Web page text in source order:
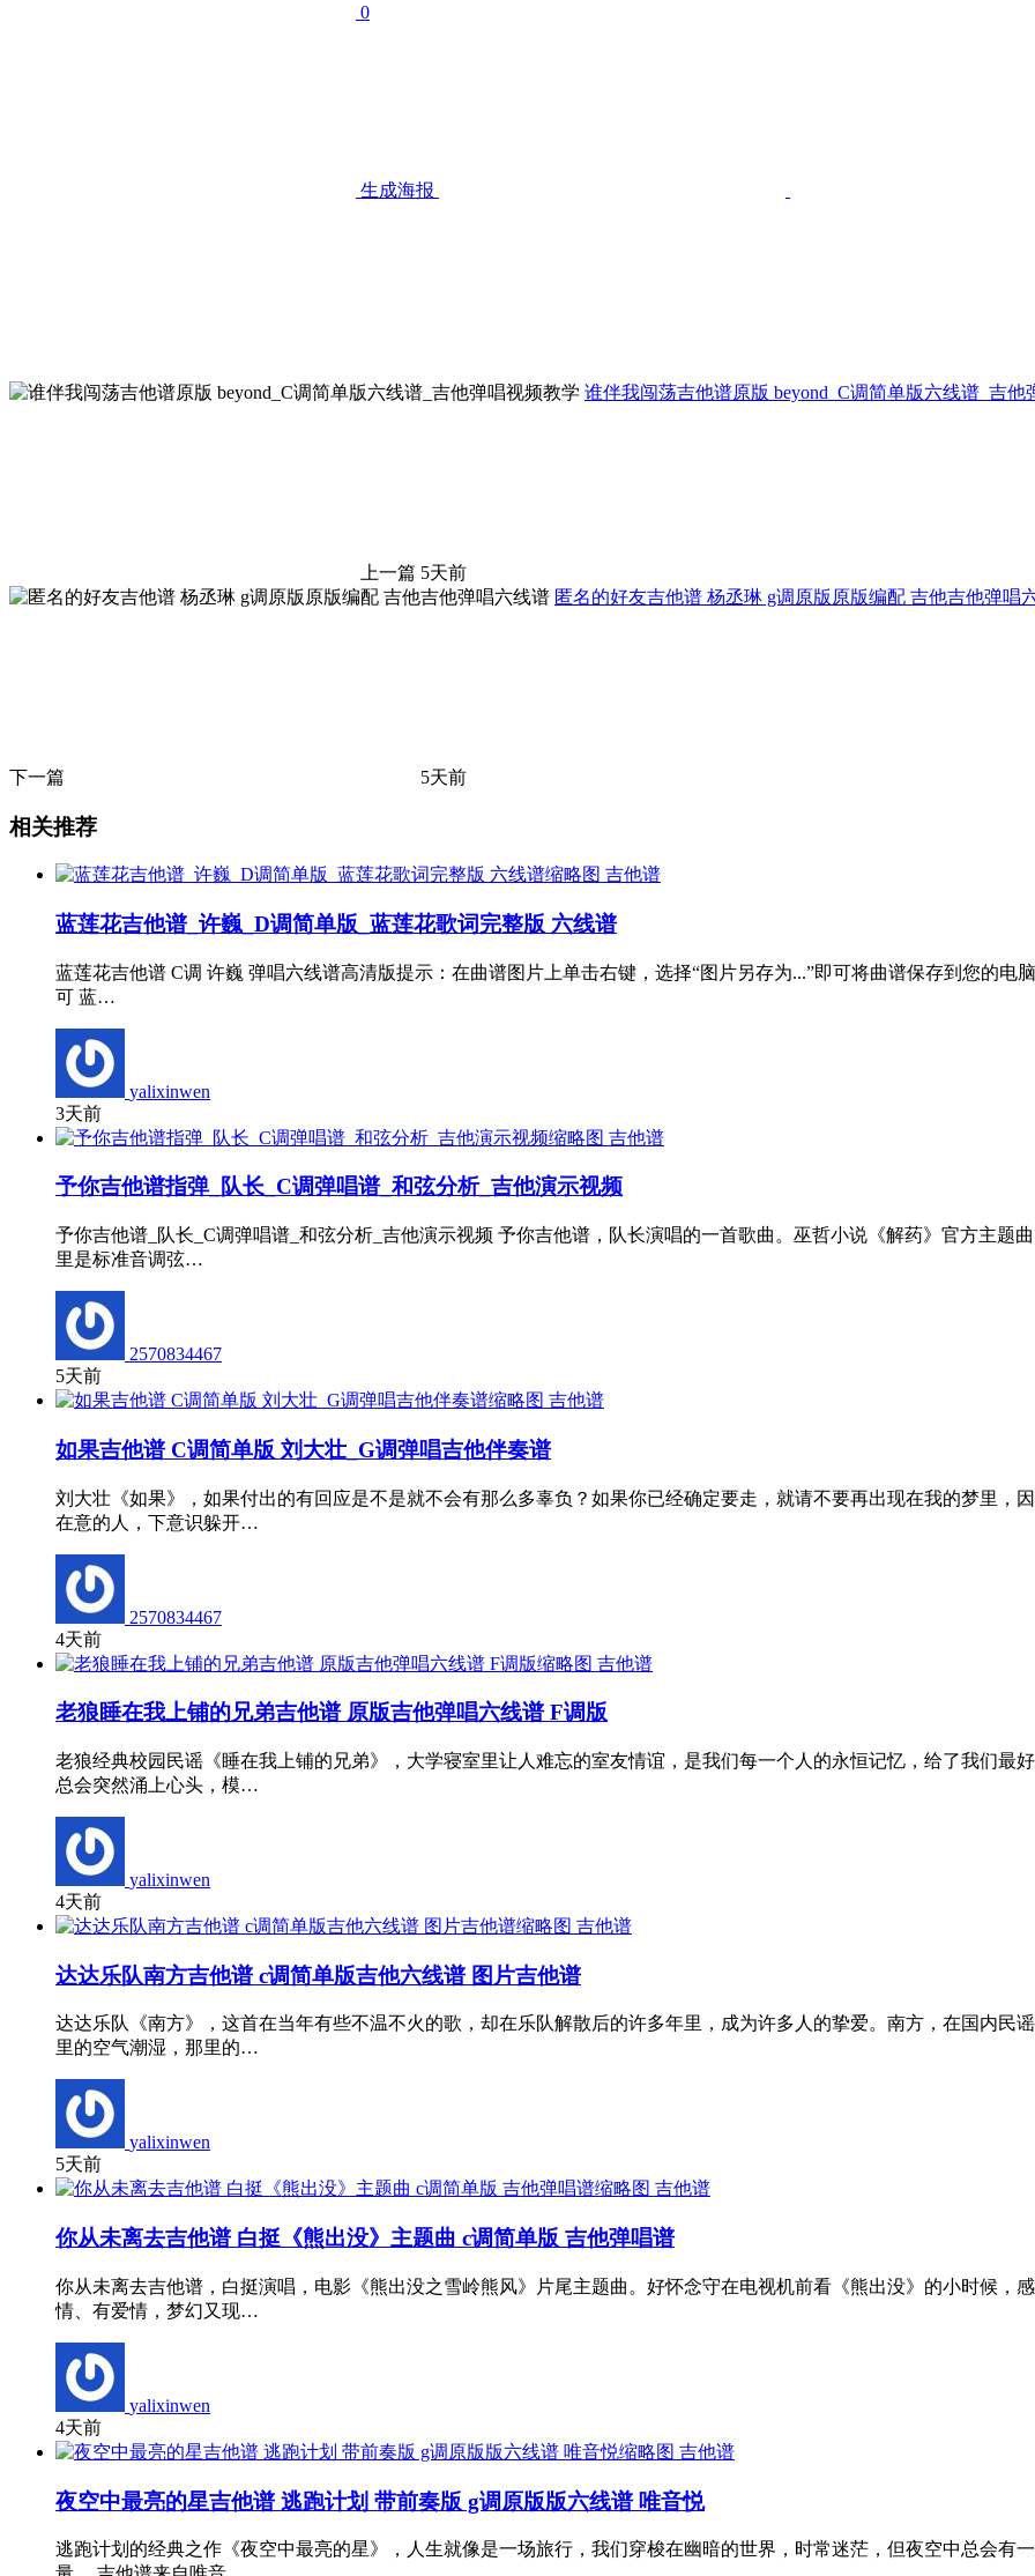
0
生成海报
谁伴我闯荡吉他谱原版 beyond_C调简单版六线谱_吉他
上一篇 5天前
匿名的好友吉他谱 杨丞琳 g调原版原版编配 吉他吉他弹唱
下一篇 5天前
相关推荐
吉他谱
蓝莲花吉他谱_许巍_D调简单版_蓝莲花歌词完整版 六线谱
蓝莲花吉他谱 C调 许巍 弹唱六线谱高清版提示：在曲谱图片上单击右键，选择“图片另存为...”即可将曲谱保存到您的电
可 蓝…
yalixinwen
3天前
吉他谱
予你吉他谱指弹_队长_C调弹唱谱_和弦分析_吉他演示视频
予你吉他谱_队长_C调弹唱谱_和弦分析_吉他演示视频 予你吉他谱，队长演唱的一首歌曲。巫哲小说《解药》官方主题
里是标准音调弦…
2570834467
5天前
吉他谱
如果吉他谱 C调简单版 刘大壮_G调弹唱吉他伴奏谱
刘大壮《如果》，如果付出的有回应是不是就不会有那么多辜负？如果你已经确定要走，就请不要再出现在我的梦里，
在意的人，下意识躲开…
2570834467
4天前
吉他谱
老狼睡在我上铺的兄弟吉他谱 原版吉他弹唱六线谱 F调版
老狼经典校园民谣《睡在我上铺的兄弟》，大学寝室里让人难忘的室友情谊，是我们每一个人的永恒记忆，给了我们最
总会突然涌上心头，模…
yalixinwen
4天前
吉他谱
达达乐队南方吉他谱 c调简单版吉他六线谱 图片吉他谱
达达乐队《南方》，这首在当年有些不温不火的歌，却在乐队解散后的许多年里，成为许多人的挚爱。南方，在国内民
里的空气潮湿，那里的…
yalixinwen
5天前
吉他谱
你从未离去吉他谱 白挺《熊出没》主题曲 c调简单版 吉他弹唱谱
你从未离去吉他谱，白挺演唱，电影《熊出没之雪岭熊风》片尾主题曲。好怀念守在电视机前看《熊出没》的小时候，
情、有爱情，梦幻又现…
yalixinwen
4天前
吉他谱
夜空中最亮的星吉他谱 逃跑计划 带前奏版 g调原版版六线谱 唯音悦
逃跑计划的经典之作《夜空中最亮的星》，人生就像是一场旅行，我们穿梭在幽暗的世界，时常迷茫，但夜空中总会有